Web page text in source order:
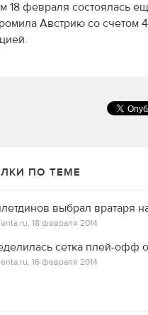
красиво,
18 февраля состоялась
Австрию со счетом
ПО ТЕМЕ
выбрал вратаря
18 февраля 2014
сетка плей-офф
16 февраля 2014